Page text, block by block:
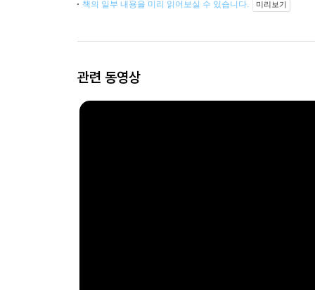
책의 일부 내용을 미리 읽어보실 수 있습니다. 미리보기
관련 동영상